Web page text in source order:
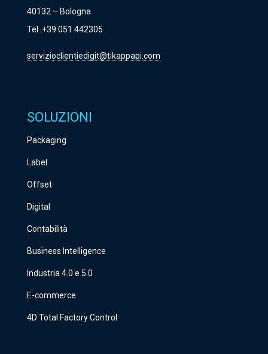
s
c
a
v
t
o
q
s
t
o
40132 – Bologna
Tel. +39 051 442305
servizioclientiedigit@tikappapi.com
SOLUZIONI
Packaging
Label
Offset
Digital
Contabilità
Business Intelligence
Industria 4.0 e 5.0
E-commerce
4D Total Factory Control